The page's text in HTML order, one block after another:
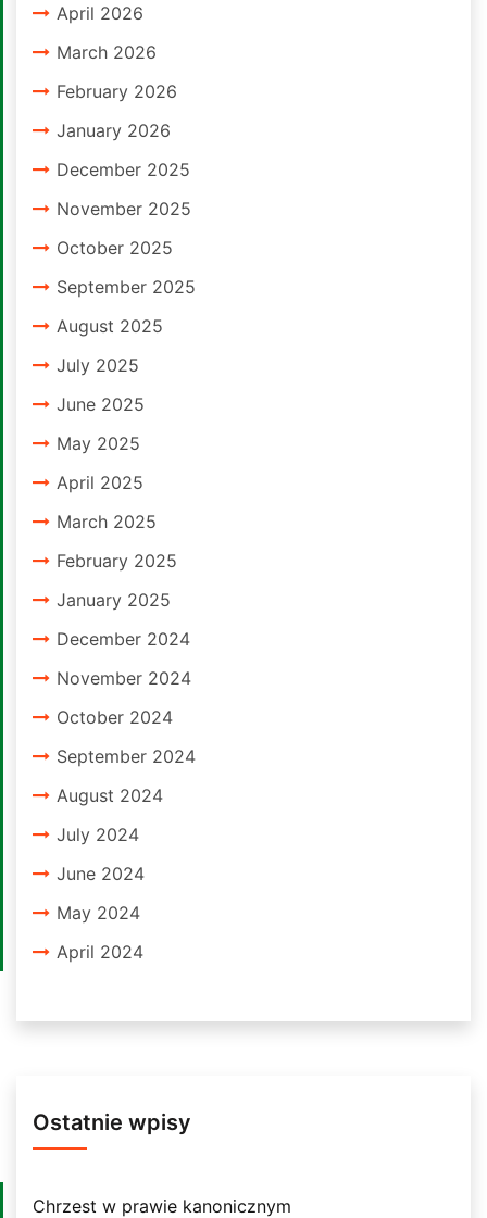
April 2026
March 2026
February 2026
January 2026
December 2025
November 2025
October 2025
September 2025
August 2025
July 2025
June 2025
May 2025
April 2025
March 2025
February 2025
January 2025
December 2024
November 2024
October 2024
September 2024
August 2024
July 2024
June 2024
May 2024
April 2024
Ostatnie wpisy
Chrzest w prawie kanonicznym